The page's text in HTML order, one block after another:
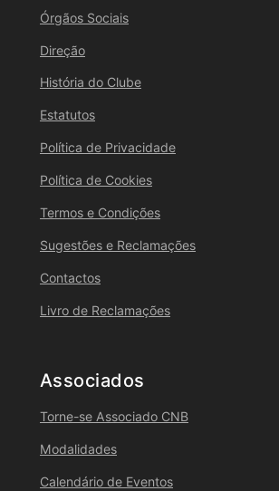
Órgãos Sociais
Direção
História do Clube
Estatutos
Política de Privacidade
Política de Cookies
Termos e Condições
Sugestões e Reclamações
Contactos
Livro de Reclamações
Associados
Torne-se Associado CNB
Modalidades
Calendário de Eventos